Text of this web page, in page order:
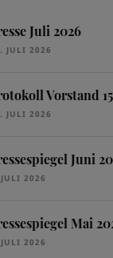
Juli 2026
JULI 2026
Vorstand
JULI 2026
Juni
2026
Mai
2026